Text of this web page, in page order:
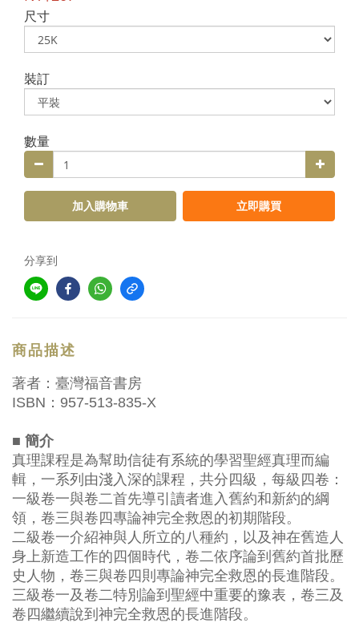
尺寸
裝訂
數量
加入購物車 立即購買
分享到
商品描述
著者：臺灣福音書房
ISBN：957-513-835-X
■ 簡介
真理課程是為幫助信徒有系統的學習聖經真理而編
輯，一系列由淺入深的課程，共分四級，每級四卷：
一級卷一與卷二首先導引讀者進入舊約和新約的綱
領，卷三與卷四專論神完全救恩的初期階段。
二級卷一介紹神與人所立的八種約，以及神在舊造人
身上新造工作的四個時代，卷二依序論到舊約首批歷
史人物，卷三與卷四則專論神完全救恩的長進階段。
三級卷一及卷二特別論到聖經中重要的豫表，卷三及
卷四繼續說到神完全救恩的長進階段。